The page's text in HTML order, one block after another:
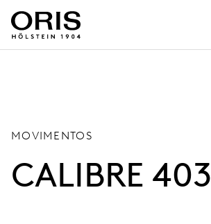
MOVIMENTOS
CALIBRE 403